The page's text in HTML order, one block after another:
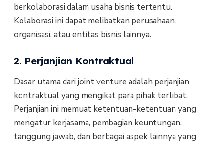
berkolaborasi dalam usaha bisnis tertentu.
Kolaborasi ini dapat melibatkan perusahaan,
organisasi, atau entitas bisnis lainnya.
2. Perjanjian Kontraktual
Dasar utama dari joint venture adalah perjanjian
kontraktual yang mengikat para pihak terlibat.
Perjanjian ini memuat ketentuan-ketentuan yang
mengatur kerjasama, pembagian keuntungan,
tanggung jawab, dan berbagai aspek lainnya yang